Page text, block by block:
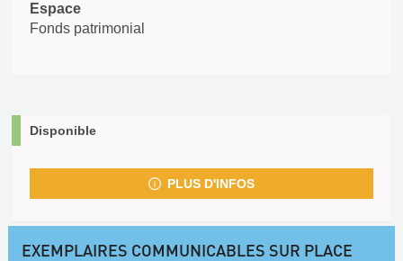
Espace
Fonds patrimonial
Disponible
PLUS D'INFOS
EXEMPLAIRES COMMUNICABLES SUR PLACE